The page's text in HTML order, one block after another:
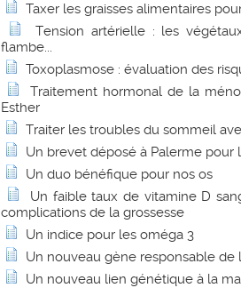
Taxer les graisses alimentaires
Tension artérielle : les
flambe...
Toxoplasmose : évaluation des
Traitement hormonal de la
Esther
Traiter les troubles du sommeil
Un brevet déposé à Palerme pour
Un duo bénéfique pour nos os
Un faible taux de vitamine D
complications de la grossesse
Un indice pour les oméga 3
Un nouveau gène responsable de
Un nouveau lien génétique à la